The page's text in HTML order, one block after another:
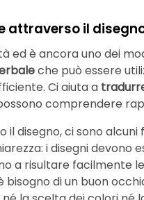
attraverso il
ed è ancora uno dei
che può essere
Ci aiuta a
comprendere
il disegno, ci sono
i disegni devono
a risultare facilmente
bisogno di un buon